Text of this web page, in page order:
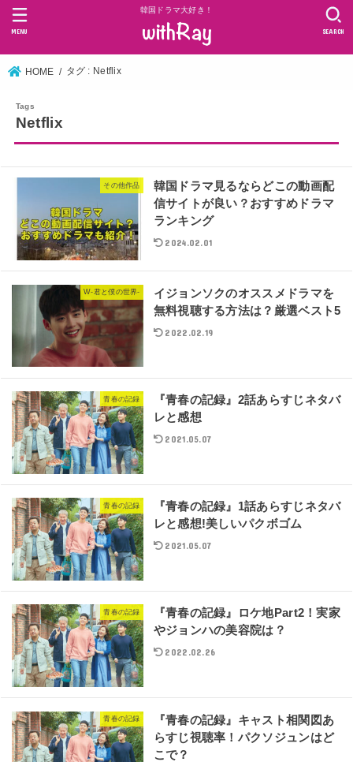
韓国ドラマ大好き！
SEARCH
MENU
HOME タグ : Netflix
Netflix
その他作品
韓国ドラマ見るならどこの動画配
信サイトが良い？おすすめドラマ
ランキング
2024.02.01
W-君と僕の世界-
イジョンソクのオススメドラマを
無料視聴する方法は？厳選ベスト5
2022.02.19
青春の記録
『青春の記録』2話あらすじネタバ
レと感想
2021.05.07
青春の記録
『青春の記録』1話あらすじネタバ
レと感想!美しいパクボゴム
2021.05.07
青春の記録
『青春の記録』ロケ地Part2！実家
やジョンハの美容院は？
2022.02.26
青春の記録
『青春の記録』キャスト相関図あ
らすじ視聴率！パクソジュンはど
こで？